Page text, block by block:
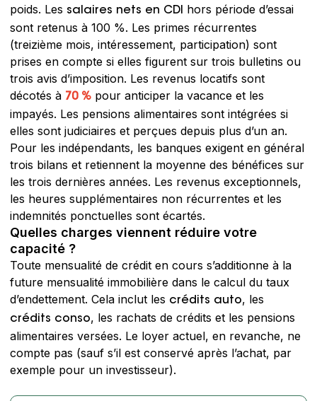
poids. Les salaires nets en CDI
hors période d’essai
sont retenus à 100 %. Les primes récurrentes
(treizième mois, intéressement, participation) sont
prises en compte si elles figurent sur trois bulletins ou
trois avis d’imposition. Les revenus locatifs sont
décotés à 70 % pour anticiper la vacance et les
impayés. Les pensions alimentaires sont intégrées si
elles sont judiciaires et perçues depuis plus d’un an.
Pour les indépendants, les banques exigent en général
trois bilans et retiennent la moyenne des bénéfices sur
les trois dernières années. Les revenus exceptionnels,
les heures supplémentaires non récurrentes et les
indemnités ponctuelles sont écartés.
Quelles charges viennent réduire votre
capacité ?
Toute mensualité de crédit en cours s’additionne à la
future mensualité immobilière dans le calcul du taux
d’endettement. Cela inclut les crédits auto, les
crédits conso, les rachats de crédits et les pensions
alimentaires versées. Le loyer actuel, en revanche, ne
compte pas (sauf s’il est conservé après l’achat, par
exemple pour un investisseur).